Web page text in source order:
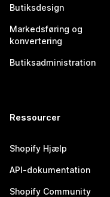
Butiksdesign
Markedsføring og
konvertering
Butiksadministration
Ressourcer
Shopify Hjælp
API-dokumentation
Shopify Community